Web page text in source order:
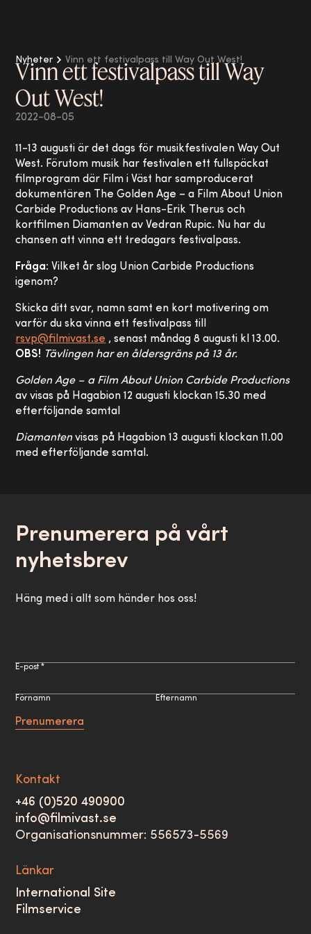
Nyheter Vinn ett festivalpass till Way Out West!
Vinn ett festivalpass till Way
Out West!
2022-08-05
11-13 augusti är det dags för musikfestivalen Way Out
West. Förutom musik har festivalen ett fullspäckat
filmprogram där Film i Väst har samproducerat
dokumentären The Golden Age – a Film About Union
Carbide Productions av Hans-Erik Therus och
kortfilmen Diamanten av Vedran Rupic. Nu har du
chansen att vinna ett tredagars festivalpass.
Fråga: Vilket år slog Union Carbide Productions
igenom?
Skicka ditt svar, namn samt en kort motivering om
varför du ska vinna ett festivalpass till
rsvp@filmivast.se , senast måndag 8 augusti kl 13.00.
OBS! Tävlingen har en åldersgräns på 13 år.
Golden Age – a Film About Union Carbide Productions
av visas på Hagabion 12 augusti klockan 15.30 med
efterföljande samtal
Diamanten visas på Hagabion 13 augusti klockan 11.00
med efterföljande samtal.
Prenumerera på vårt
nyhetsbrev
Häng med i allt som händer hos oss!
E-post *
Förnamn Efternamn
Prenumerera
Kontakt
+46 (0)520 490900
info@filmivast.se
Organisationsnummer: 556573-5569
Länkar
International Site
Filmservice